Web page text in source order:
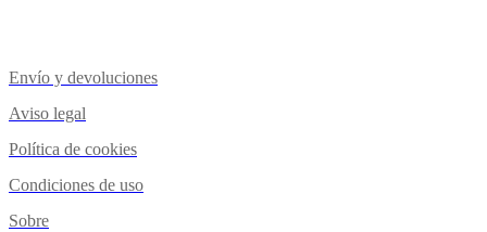
Envío y devoluciones
Aviso legal
Política de cookies
Condiciones de uso
Sobre